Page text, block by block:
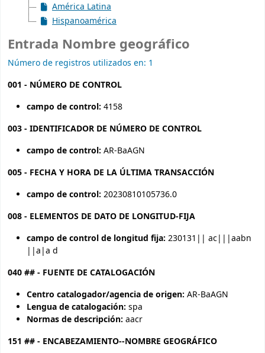
América Latina
Hispanoamérica
Entrada Nombre geográfico
Número de registros utilizados en: 1
001 - NÚMERO DE CONTROL
campo de control: 4158
003 - IDENTIFICADOR DE NÚMERO DE CONTROL
campo de control: AR-BaAGN
005 - FECHA Y HORA DE LA ÚLTIMA TRANSACCIÓN
campo de control: 20230810105736.0
008 - ELEMENTOS DE DATO DE LONGITUD-FIJA
campo de control de longitud fija: 230131|| ac|||aabn
||a|a d
040 ## - FUENTE DE CATALOGACIÓN
Centro catalogador/agencia de origen: AR-BaAGN
Lengua de catalogación: spa
Normas de descripción: aacr
151 ## - ENCABEZAMIENTO--NOMBRE GEOGRÁFICO